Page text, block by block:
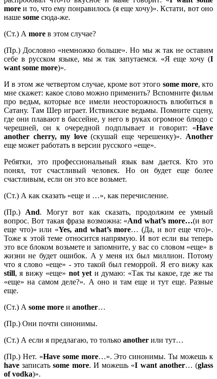
more и то, что ему понравилось (я еще хочу)». Кстати, вот оно
наше some сюда-же.
(Ст.) А more в этом случае?
(Пр.) Дословно «немножко больше». Но мы ж так не оставим
себе в русском языке, мы ж так запутаемся. «Я еще хочу (I
want some more)».
И в этом же четвертом случае, кроме вот этого some more, кто
мне скажет: какое слово можно применить? Вспомните фильм
про ведьм, которые все имели неосторожность влюбиться в
Сатану. Там Шер играет. Иствикские ведьмы. Помните сцену,
где они плавают в бассейне, у него в руках огромное блюдо с
черешней, он к очередной подплывает и говорит: «Have
another cherry,my love(скушай еще черешенку)». Another
еще может работать в версии русского «еще».
Ребятки, это профессиональный язык вам дается. Кто это
понял, тот счастливый человек. Но он будет еще более
счастливым, если он это все возьмет.
(Ст.) А как сказать «еще и …», как перечисление.
(Пр.) And. Могут вот как сказать, продолжим ее умный
вопрос. Вот такая фраза возможна: «Andwhat’smore…(и вот
еще что)» или «Yes, and what’smore… (Да, и вот еще что)».
Тоже к этой теме относится напрямую. И вот если вы теперь
это все блоком возьмете и запомните, у вас со словом «еще» в
жизни не будет ошибок. А у меня их был миллион. Потому
что я слово «еще» - это такой был геморрой. Я его вижу как
still, я вижу «еще» notyet и думаю: «Так ты какое, где же ты
«еще» на самом деле?». А оно и там еще и тут еще. Разные
еще.
(Ст.) А some more и another…
(Пр.) Они почти синонимы.
(Ст.) А если я предлагаю, то только another или тут…
(Пр.) Нет. «Have some more…». Это синонимы. Ты можешь к
haveзаписатьsome more. И можешь «I want another… (glass
ofvodka)».